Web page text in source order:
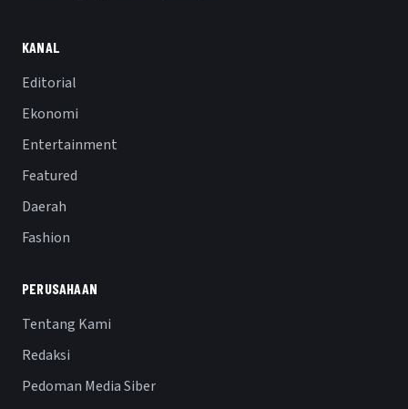
KANAL
Editorial
Ekonomi
Entertainment
Featured
Daerah
Fashion
PERUSAHAAN
Tentang Kami
Redaksi
Pedoman Media Siber